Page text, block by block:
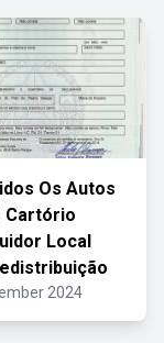
Os Autos
Cartório
Local
2024